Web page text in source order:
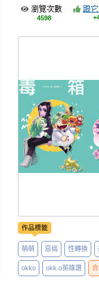
瀏覽次數
4598
跟
作品標籤
萌萌 惡搞 性轉換
okko okk.o英雄讚